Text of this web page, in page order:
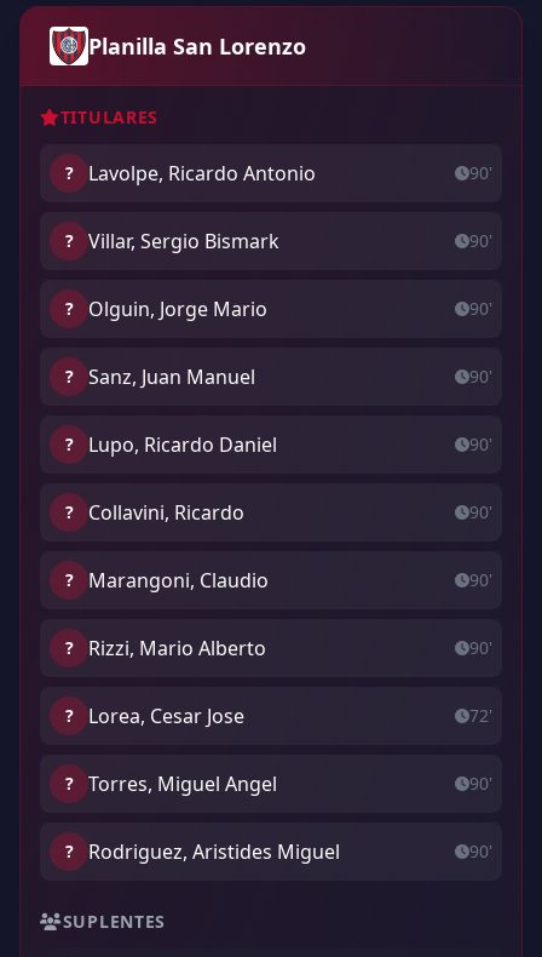
Planilla San Lorenzo
TITULARES
? Lavolpe, Ricardo Antonio 90'
? Villar, Sergio Bismark 90'
? Olguin, Jorge Mario 90'
? Sanz, Juan Manuel 90'
? Lupo, Ricardo Daniel 90'
? Collavini, Ricardo 90'
? Marangoni, Claudio 90'
? Rizzi, Mario Alberto 90'
? Lorea, Cesar Jose 72'
? Torres, Miguel Angel 90'
? Rodriguez, Aristides Miguel 90'
SUPLENTES